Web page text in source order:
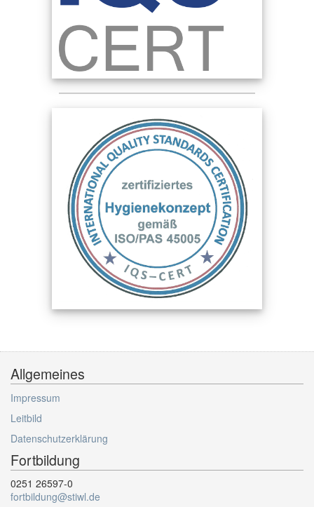
Allgemeines
Impressum
Leitbild
Datenschutzerklärung
Fortbildung
0251 26597-0
fortbildung@stiwl.de